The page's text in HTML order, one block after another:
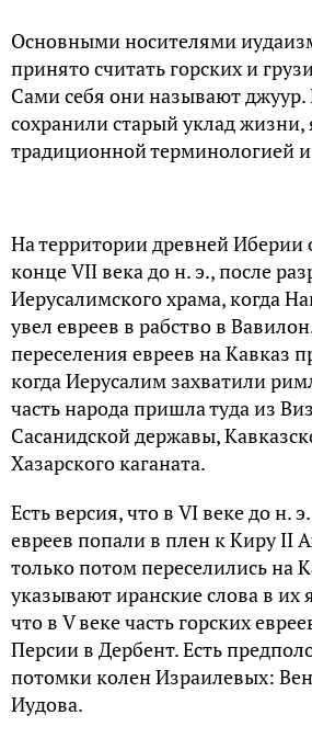
Основными носителями
принято считать горских и
Сами себя они называют джуур.
сохранили старый уклад жизни,
традиционной терминологией
На территории древней Иберии
конце VII века до н. э., после
Иерусалимского храма, когда
увел евреев в рабство в
переселения евреев на Кавказ
когда Иерусалим захватили
часть народа пришла туда из
Сaсaнидской держaвы,
Хaзaрского кaгaнaта.
Есть версия, что в VI веке до н.
евреев попали в плен к Киру II
только потом переселились на
указывают иранские слова в их
что в V веке часть горских
Персии в Дербент. Есть
потомки колен Изрaилевых:
Иудовa.